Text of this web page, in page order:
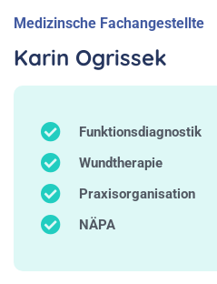
Medizinsche Fachangestellte
Karin Ogrissek
Funktionsdiagnostik
Wundtherapie
Praxisorganisation
NÄPA